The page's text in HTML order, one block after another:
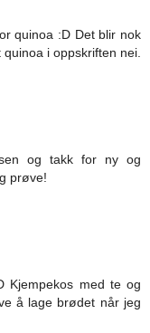
quinoa :D Det blir nok
i oppskriften nei.
og takk for ny og
prøve!
Kjempekos med te og
å lage brødet når jeg